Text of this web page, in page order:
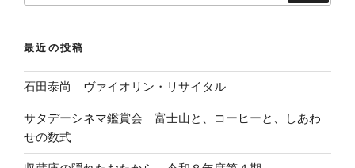
最近の投稿
石田泰尚 ヴァイオリン・リサイタル
サタデーシネマ鑑賞会 富士山と、コーヒーと、しあわ
せの数式